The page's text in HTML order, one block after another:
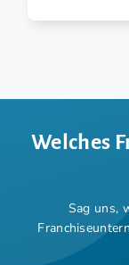
Welches
Sag uns,